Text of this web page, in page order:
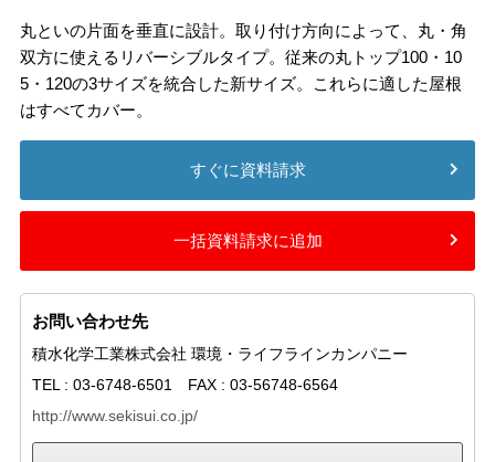
丸といの片面を垂直に設計。取り付け方向によって、丸・角
双方に使えるリバーシブルタイプ。従来の丸トップ100・10
5・120の3サイズを統合した新サイズ。これらに適した屋根
はすべてカバー。
すぐに資料請求
一括資料請求に追加
お問い合わせ先
積水化学工業株式会社 環境・ライフラインカンパニー
TEL : 03-6748-6501 FAX : 03-56748-6564
http://www.sekisui.co.jp/